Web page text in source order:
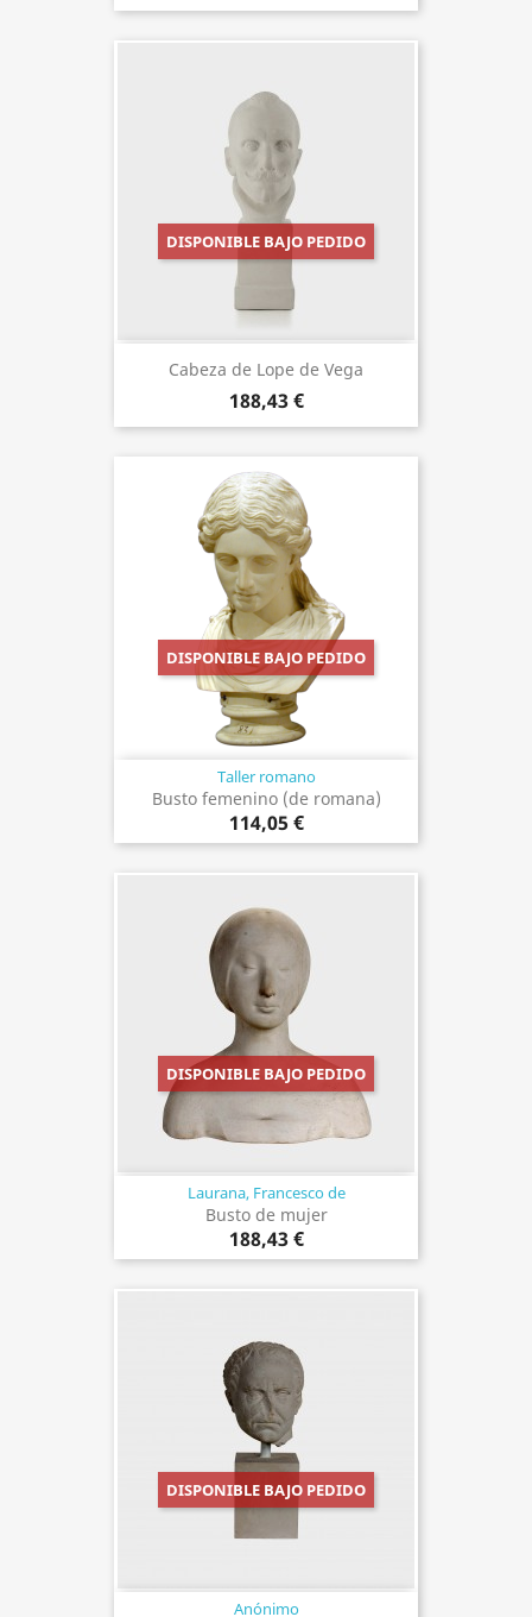
Cabeza de Lope de Vega
188,43 €
DISPONIBLE BAJO PEDIDO
Taller romano
Busto femenino (de romana)
114,05 €
DISPONIBLE BAJO PEDIDO
Laurana, Francesco de
Busto de mujer
188,43 €
DISPONIBLE BAJO PEDIDO
Anónimo
DISPONIBLE BAJO PEDIDO